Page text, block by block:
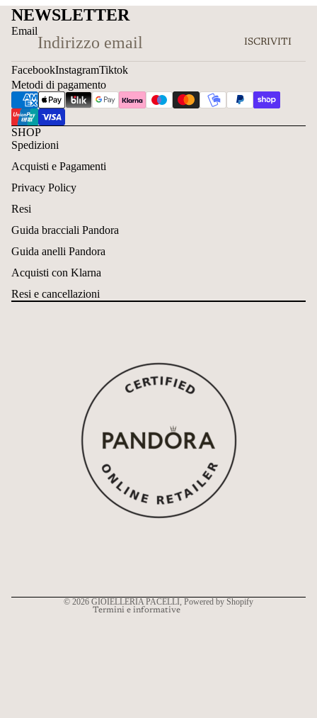
NEWSLETTER
Email
ISCRIVITI
FacebookInstagramTiktok
Metodi di pagamento
SHOP
Spedizioni
Acquisti e Pagamenti
Privacy Policy
Resi
Guida bracciali Pandora
Guida anelli Pandora
Acquisti con Klarna
Resi e cancellazioni
© 2026 GIOIELLERIA PACELLI, Powered by Shopify
Termini e informative
Informativa sui rimborsi